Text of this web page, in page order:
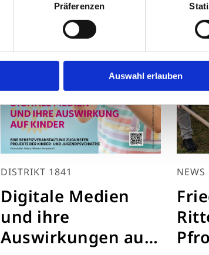
Präferenzen
Auswahl erlauben
DISTRIKT 1841
Digitale Medien
und ihre
Auswirkungen auf
NEWS